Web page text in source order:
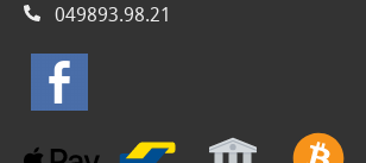
049893.98.21